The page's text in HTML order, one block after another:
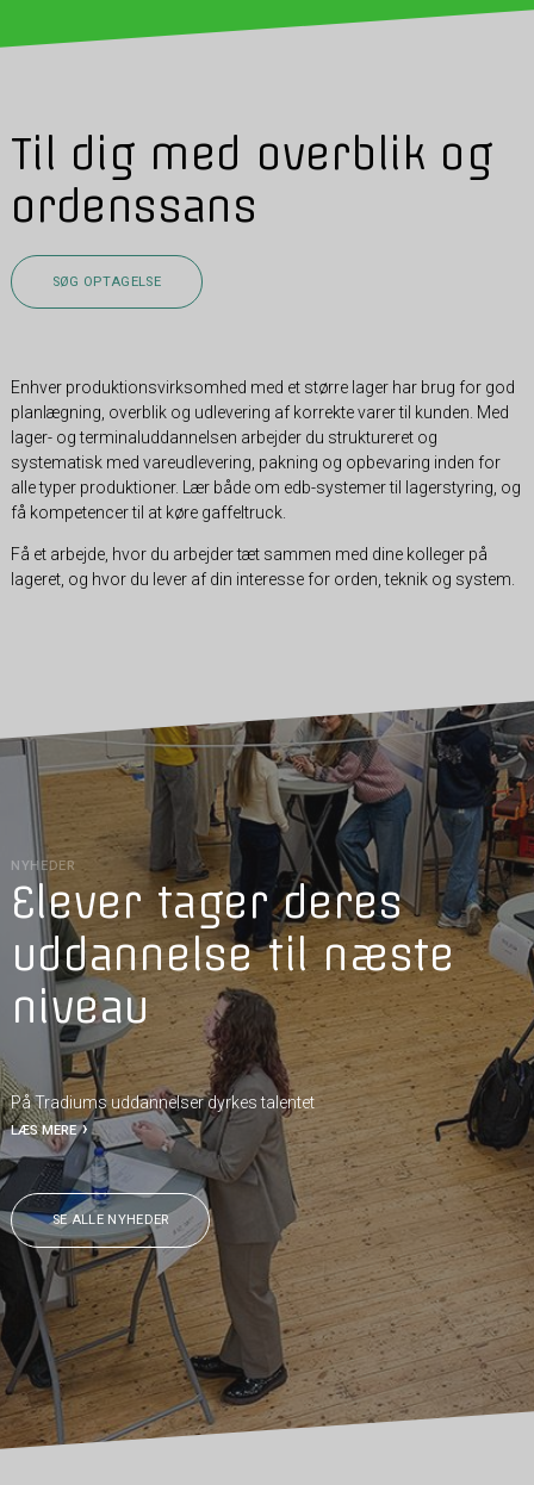
Til dig med overblik og
ordenssans
SØG OPTAGELSE
Enhver produktionsvirksomhed med et større lager har brug for god
planlægning, overblik og udlevering af korrekte varer til kunden. Med
lager- og terminaluddannelsen arbejder du struktureret og
systematisk med vareudlevering, pakning og opbevaring inden for
alle typer produktioner. Lær både om edb-systemer til lagerstyring, og
få kompetencer til at køre gaffeltruck.
Få et arbejde, hvor du arbejder tæt sammen med dine kolleger på
lageret, og hvor du lever af din interesse for orden, teknik og system.
NYHEDER
Elever tager deres
uddannelse til næste
niveau
På Tradiums uddannelser dyrkes talentet
LÆS MERE
SE ALLE NYHEDER